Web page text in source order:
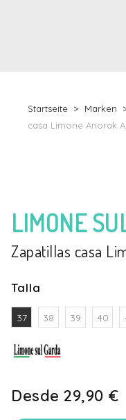
Startseite Marken
casa Limone Anorak
LIMONE
Zapatillas casa
Talla
37 38 39 40
Desde 29,90 €